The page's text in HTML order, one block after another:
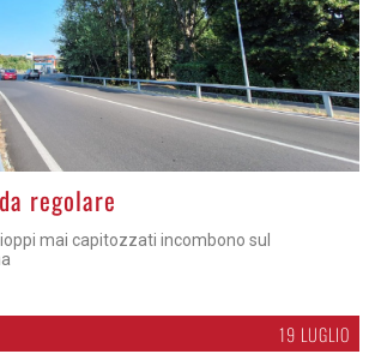
regolare
mai capitozzati incombono sul
19 LUGLIO